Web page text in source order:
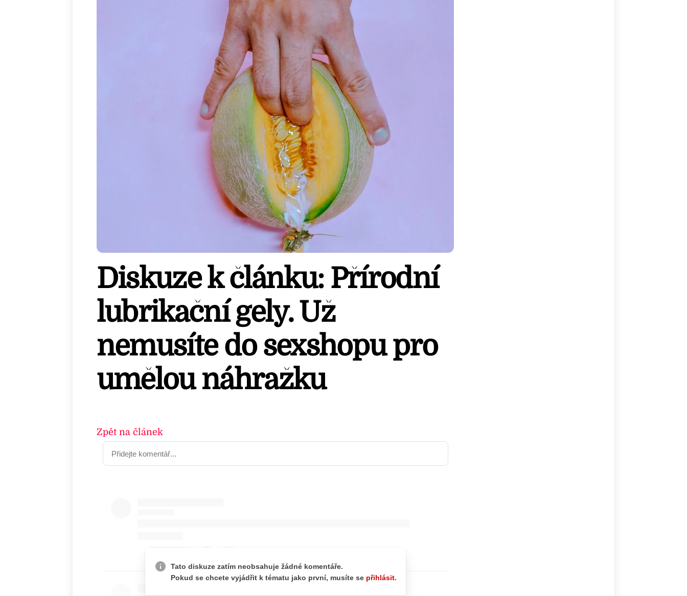
Diskuze k článku: Přírodní
lubrikační gely. Už
nemusíte do sexshopu pro
umělou náhražku
Zpět na článek